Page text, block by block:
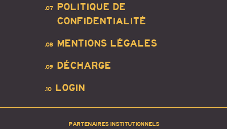
POLITIQUE DE
CONFIDENTIALITÉ
.07
MENTIONS LÉGALES
.08
DÉCHARGE
.09
LOGIN
.10
PARTENAIRES INSTITUTIONNELS